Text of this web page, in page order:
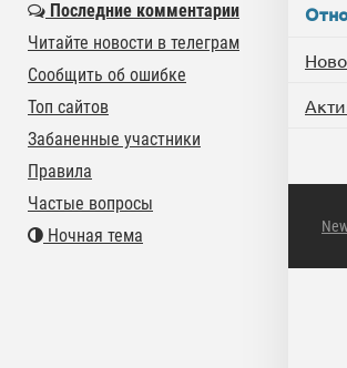
Последние комментарии
Читайте новости в телеграм
Сообщить об ошибке
Топ сайтов
Забаненные участники
Правила
Частые вопросы
Ночная тема